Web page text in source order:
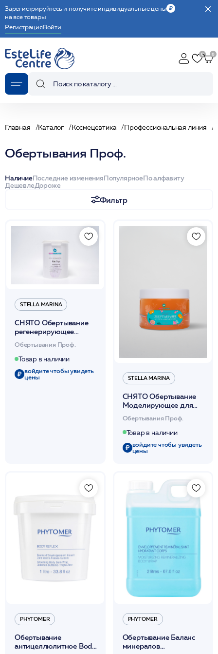
Зарегистрируйтесь и получите индивидуальные цены
на все товары
РегистрацияВойти
Главная Каталог Космецевтика Профессиональная линия
Обертывания Проф.
НаличиеПоследние измененияПопулярноеПо алфавиту
ДешевлеДороже
Фильтр
STELLA MARINA
СНЯТО Обертывание
регенерирующее
«NutriAge» (термически
нейтральное д/тела)
1000мл /Stella Marina*
Обертывания Проф.
Товар в наличии
войдите чтобы увидеть
цены
STELLA MARINA
СНЯТО Обертывание
Моделирующее для
Marina
Обертывания Проф.
Товар в наличии
войдите чтобы увидеть
цены
PHYTOMER
Обертывание
антицеллюлитное Body
PHYTOMER
Обертывание Баланс
минералов